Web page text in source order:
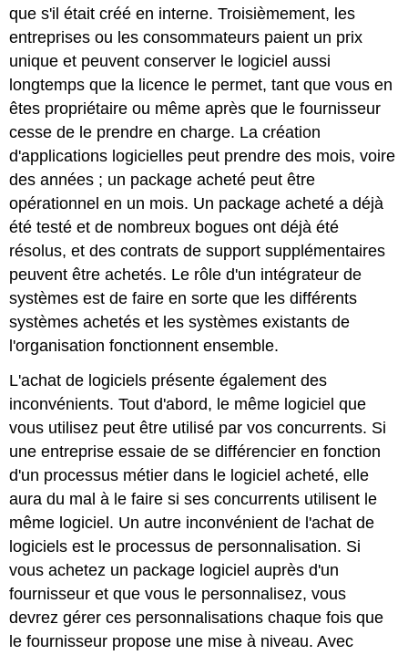
que s'il était créé en interne. Troisièmement, les
entreprises ou les consommateurs paient un prix
unique et peuvent conserver le logiciel aussi
longtemps que la licence le permet, tant que vous en
êtes propriétaire ou même après que le fournisseur
cesse de le prendre en charge. La création
d'applications logicielles peut prendre des mois, voire
des années ; un package acheté peut être
opérationnel en un mois. Un package acheté a déjà
été testé et de nombreux bogues ont déjà été
résolus, et des contrats de support supplémentaires
peuvent être achetés. Le rôle d'un intégrateur de
systèmes est de faire en sorte que les différents
systèmes achetés et les systèmes existants de
l'organisation fonctionnent ensemble.
L'achat de logiciels présente également des
inconvénients. Tout d'abord, le même logiciel que
vous utilisez peut être utilisé par vos concurrents. Si
une entreprise essaie de se différencier en fonction
d'un processus métier dans le logiciel acheté, elle
aura du mal à le faire si ses concurrents utilisent le
même logiciel. Un autre inconvénient de l'achat de
logiciels est le processus de personnalisation. Si
vous achetez un package logiciel auprès d'un
fournisseur et que vous le personnalisez, vous
devrez gérer ces personnalisations chaque fois que
le fournisseur propose une mise à niveau. Avec